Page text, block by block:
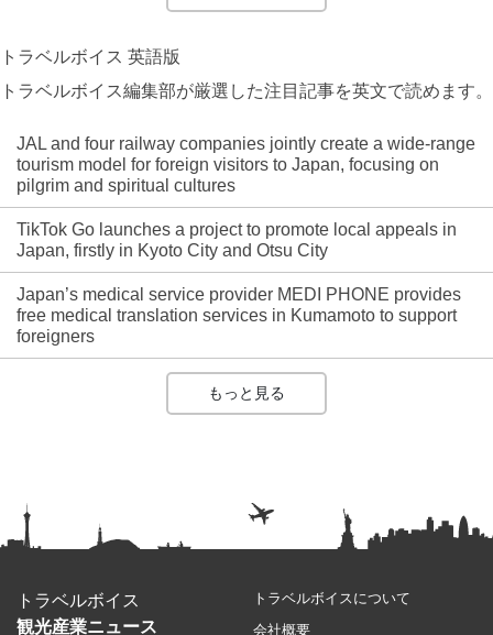
トラベルボイス 英語版
トラベルボイス編集部が厳選した注目記事を英文で読めます。
JAL and four railway companies jointly create a wide-range
tourism model for foreign visitors to Japan, focusing on
pilgrim and spiritual cultures
TikTok Go launches a project to promote local appeals in
Japan, firstly in Kyoto City and Otsu City
Japan’s medical service provider MEDI PHONE provides
free medical translation services in Kumamoto to support
foreigners
もっと見る
トラベルボイス
観光産業ニュース
トラベルボイスについて
会社概要